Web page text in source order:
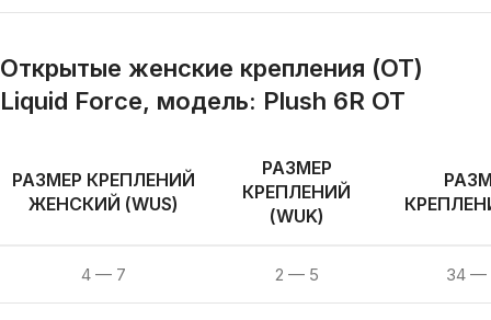
Открытые женские крепления (OT)
Liquid Force, модель: Plush 6R OT
РАЗМЕР КРЕПЛЕНИЙ
ЖЕНСКИЙ (WUS)
РАЗМЕР
КРЕПЛЕНИЙ
(WUK)
4 — 7 2 — 5 34 —